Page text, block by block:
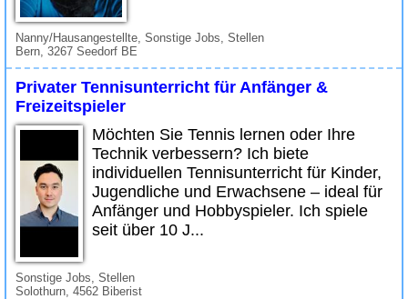
Nanny/Hausangestellte, Sonstige Jobs, Stellen
Bern, 3267 Seedorf BE
Privater Tennisunterricht für Anfänger &
Freizeitspieler
Möchten Sie Tennis lernen oder Ihre
Technik verbessern? Ich biete
individuellen Tennisunterricht für Kinder,
Jugendliche und Erwachsene – ideal für
Anfänger und Hobbyspieler. Ich spiele
seit über 10 J...
Sonstige Jobs, Stellen
Solothurn, 4562 Biberist